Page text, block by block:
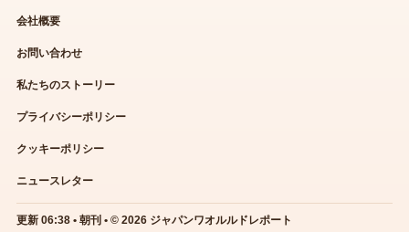
会社概要
お問い合わせ
私たちのストーリー
プライバシーポリシー
クッキーポリシー
ニュースレター
更新 06:38 • 朝刊 • © 2026 ジャパンワオルルドレポート